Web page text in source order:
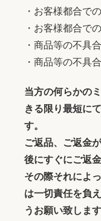
・お客様都合で
・お客様都合で
・商品等の不具
・商品等の不具
当方の何らかの
きる限り最短に
す。
ご返品、ご返金
後にすぐにご返
その際それによ
は一切責任を負
うお願い致します